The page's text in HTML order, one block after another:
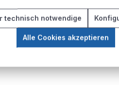
Regalsysteme
demontiert werden. Hier
technisch notwendige
Alle Cookies akzeptieren